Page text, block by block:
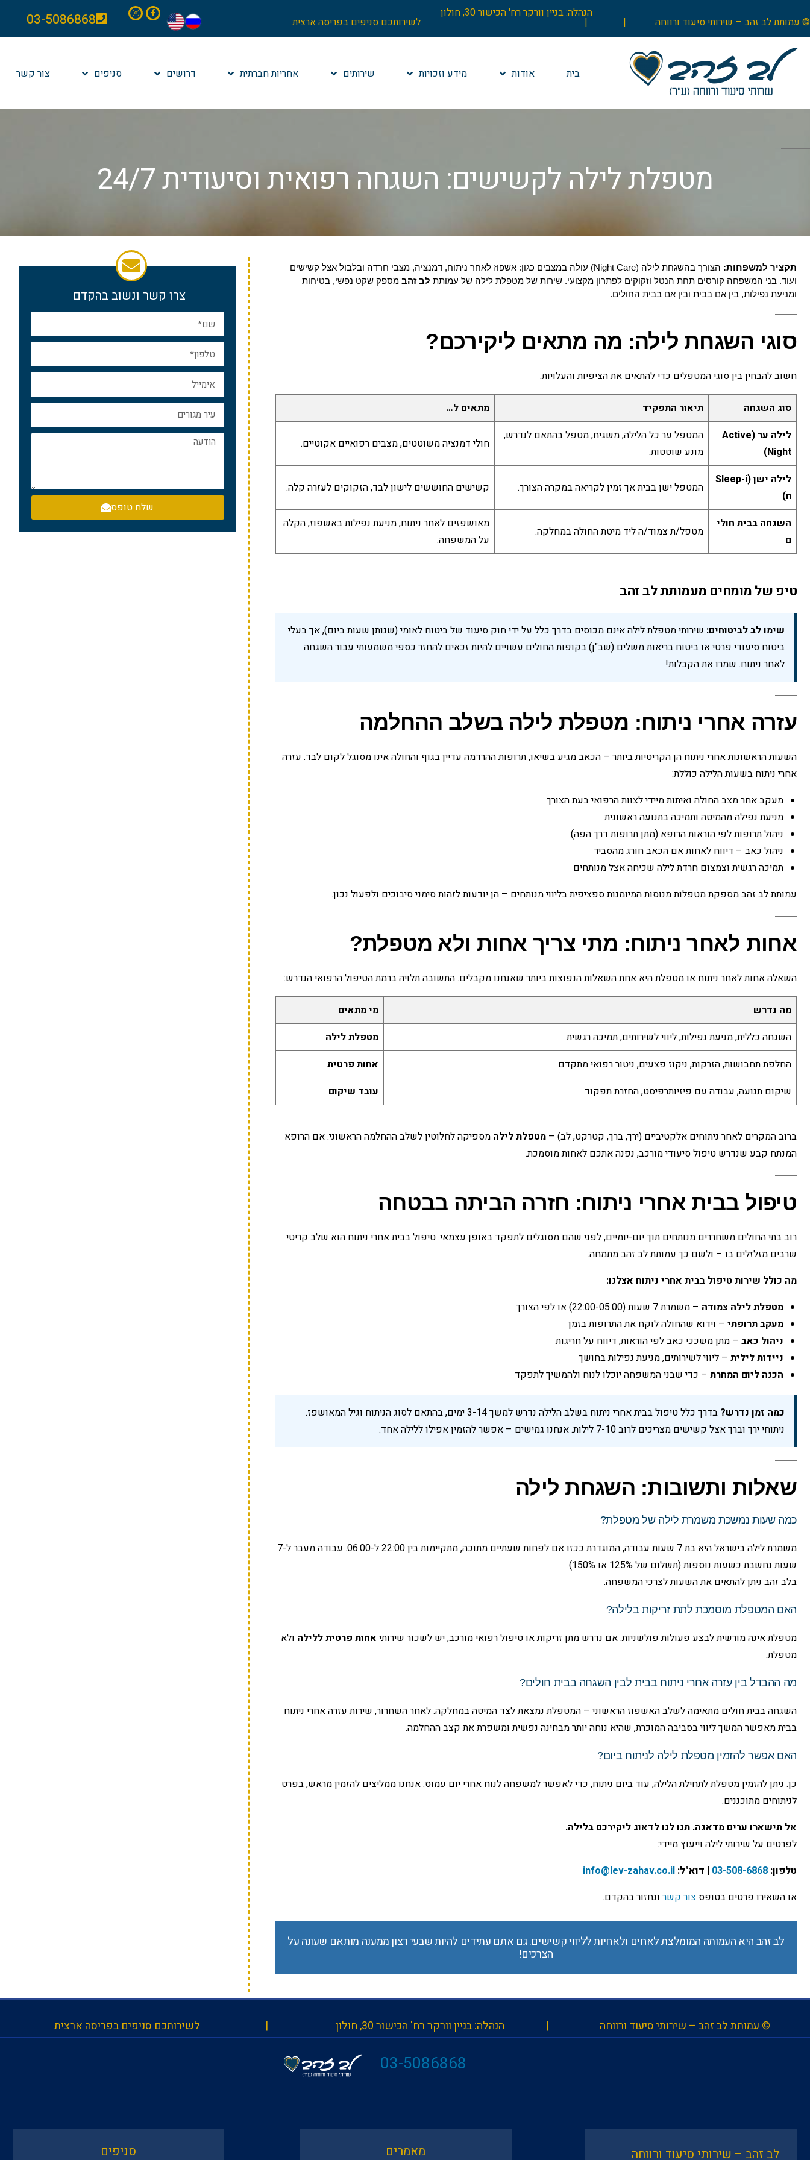
© עמותת לב זהב – שירותי סיעוד ורווחה |
הנהלה: בניין וורקר רח' הכישור 30, חולון
| לשירותכם סניפים בפריסה ארצית 03-5086868
בית אודות מידע וזכויות שירותים אחריות חברתית דרושים סניפים צור קשר
מטפלת לילה לקשישים: השגחה רפואית וסיעודית 24/7
תקציר למשפחות:
ועוד. בני המשפחה קורסים תחת הנטל וזקוקים לפתרון מקצועי. שירות של מטפלת לילה של עמותת לב זהב
ומניעת נפילות, בין אם בבית ובין אם בבית החולים.
סוגי השגחת לילה: מה מתאים ליקירכם?
חשוב להבחין בין סוגי המטפלים כדי להתאים את הציפיות והעלויות:
סוג השגחה תיאור התפקיד
מתאים ל…
לילה ער (Active
Night)
המטפל ער כל הלילה, משגיח, מטפל בהתאם לנדרש,
מונע שוטטות.
חולי דמנציה משוטטים, מצבים רפואיים אקוטיים.
לילה ישן (Sleep-i
n)
המטפל ישן בבית אך זמין לקריאה במקרה הצורך. קשישים החוששים לישון לבד, הזקוקים לעזרה קלה.
השגחה בבית חולי
ם
מטפל/ת צמוד/ה ליד מיטת החולה במחלקה.
מאושפזים לאחר ניתוח, מניעת נפילות באשפוז, הקלה
על המשפחה.
טיפ של מומחים מעמותת לב זהב
שימו לב לביטוחים: שירותי מטפלת לילה אינם מכוסים בדרך כלל על ידי חוק סיעוד של ביטוח לאומי (שנותן שעות ביום), אך בעלי
ביטוח סיעודי פרטי או ביטוח בריאות משלים (שב"ן) בקופות החולים עשויים להיות זכאים להחזר כספי משמעותי עבור השגחה
לאחר ניתוח. שמרו את הקבלות!
עזרה אחרי ניתוח: מטפלת לילה בשלב ההחלמה
השעות הראשונות אחרי ניתוח הן הקריטיות ביותר – הכאב מגיע בשיאו, תרופות ההרדמה עדיין בגוף והחולה אינו מסוגל לקום לבד. עזרה
אחרי ניתוח בשעות הלילה כוללת:
מעקב אחר מצב החולה ואיתות מיידי לצוות הרפואי בעת הצורך
מניעת נפילה מהמיטה ותמיכה בתנועה ראשונית
ניהול תרופות לפי הוראות הרופא (מתן תרופות דרך הפה)
ניהול כאב – דיווח לאחות אם הכאב חורג מהסביר
תמיכה רגשית וצמצום חרדת לילה שכיחה אצל מנותחים
עמותת לב זהב מספקת מטפלות מנוסות המיומנות ספציפית בליווי מנותחים – הן יודעות לזהות סימני סיבוכים ולפעול נכון.
אחות לאחר ניתוח: מתי צריך אחות ולא מטפלת?
השאלה אחות לאחר ניתוח או מטפלת היא אחת השאלות הנפוצות ביותר שאנחנו מקבלים. התשובה תלויה ברמת הטיפול הרפואי הנדרש:
מה נדרש
מי מתאים
השגחה כללית, מניעת נפילות, ליווי לשירותים, תמיכה רגשית
מטפלת לילה
החלפת תחבושות, הזרקות, ניקוז פצעים, ניטור רפואי מתקדם
אחות פרטית
שיקום תנועה, עבודה עם פיזיותרפיסט, החזרת תפקוד
עובד שיקום
ברוב המקרים לאחר ניתוחים אלקטיביים (ירך, ברך, קטרקט, לב) – מטפלת לילה מספיקה לחלוטין לשלב ההחלמה הראשוני. אם הרופא
המנתח קבע שנדרש טיפול סיעודי מורכב, נפנה אתכם לאחות מוסמכת.
טיפול בבית אחרי ניתוח: חזרה הביתה בבטחה
רוב בתי החולים משחררים מנותחים תוך יום-יומיים, לפני שהם מסוגלים לתפקד באופן עצמאי. טיפול בבית אחרי ניתוח הוא שלב קריטי
שרבים מזלזלים בו – ולשם כך עמותת לב זהב מתמחה.
מה כולל שירות טיפול בבית אחרי ניתוח אצלנו:
מטפלת לילה צמודה – משמרת 7 שעות (22:00-05:00) או לפי הצורך
מעקב תרופתי – וידוא שהחולה לוקח את התרופות בזמן
ניהול כאב – מתן משככי כאב לפי הוראות, דיווח על חריגות
ניידות לילית – ליווי לשירותים, מניעת נפילות בחושך
הכנה ליום המחרת – כדי שבני המשפחה יוכלו לנוח ולהמשיך לתפקד
כמה זמן נדרש?
בדרך כלל טיפול בבית אחרי ניתוח בשלב הלילה נדרש למשך 3-14 ימים, בהתאם לסוג הניתוח וגיל המאושפז.
ניתוחי ירך וברך אצל קשישים מצריכים לרוב 7-10 לילות. אנחנו גמישים – אפשר להזמין אפילו ללילה אחד.
שאלות ותשובות: השגחת לילה
כמה שעות נמשכת משמרת לילה של מטפלת?
משמרת לילה בישראל היא בת 7 שעות עבודה, המוגדרת ככזו אם לפחות שעתיים מתוכה, מתקיימות בין 22:00 ל-06:00. עבודה מעבר ל-7
שעות נחשבת כשעות נוספות (תשלום של 125% או 150%).
בלב זהב ניתן להתאים את השעות לצרכי המשפחה.
האם המטפלת מוסמכת לתת זריקות בלילה?
מטפלת אינה מורשית לבצע פעולות פולשניות. אם נדרש מתן זריקות או טיפול רפואי מורכב, יש לשכור שירותי אחות פרטית ללילה ולא
מטפלת.
מה ההבדל בין עזרה אחרי ניתוח בבית לבין השגחה בבית חולים?
השגחה בבית חולים מתאימה לשלב האשפוז הראשוני – המטפלת נמצאת לצד המיטה במחלקה. לאחר השחרור, שירות עזרה אחרי ניתוח
בבית מאפשר המשך ליווי בסביבה המוכרת, שהיא נוחה יותר מבחינה נפשית ומשפרת את קצב ההחלמה.
האם אפשר להזמין מטפלת לילה לניתוח ביום?
כן. ניתן להזמין מטפלת לתחילת הלילה, עוד ביום ניתוח, כדי לאפשר למשפחה לנוח אחרי יום עמוס. אנחנו ממליצים להזמין מראש, בפרט
לניתוחים מתוכננים.
אל תישארו ערים מדאגה. תנו לנו לדאוג ליקירכם בלילה.
לפרטים על שירותי לילה וייעוץ מיידי:
טלפון: 03-508-6868 | דוא"ל: info@lev-zahav.co.il
או השאירו פרטים בטופס צור קשר ונחזור בהקדם.
לב זהב היא העמותה המומלצת לאחים ולאחיות לליווי קשישים. גם אתם עתידים להיות שבעי רצון ממענה מותאם שעונה על
הצרכים!
צרו קשר ונשוב בהקדם
שלח טופס
© עמותת לב זהב – שירותי סיעוד ורווחה | הנהלה: בניין וורקר רח' הכישור 30, חולון | לשירותכם סניפים בפריסה ארצית
03-5086868
לב זהב – שירותי סיעוד ורווחה מאמרים סניפים